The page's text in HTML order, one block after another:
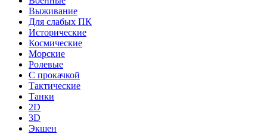
Выживание
Для слабых ПК
Исторические
Космические
Морские
Ролевые
С прокачкой
Тактические
Танки
2D
3D
Экшен